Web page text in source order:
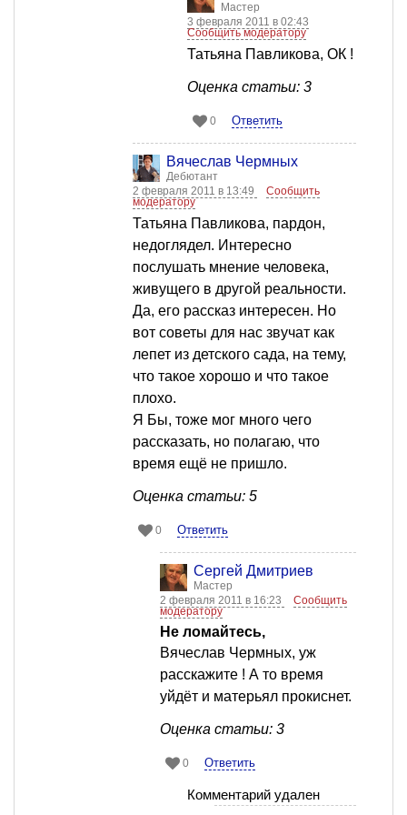
Мастер
3 февраля 2011 в 02:43
Сообщить модератору
Татьяна Павликова, ОК !
Оценка статьи: 3
0 Ответить
Вячеслав Чермных
Дебютант
2 февраля 2011 в 13:49
Сообщить
модератору
Татьяна Павликова, пардон,
недоглядел. Интересно
послушать мнение человека,
живущего в другой реальности.
Да, его рассказ интересен. Но
вот советы для нас звучат как
лепет из детского сада, на тему,
что такое хорошо и что такое
плохо.
Я Бы, тоже мог много чего
рассказать, но полагаю, что
время ещё не пришло.
Оценка статьи: 5
0 Ответить
Сергей Дмитриев
Мастер
2 февраля 2011 в 16:23
Сообщить
модератору
Не ломайтесь,
Вячеслав Чермных, уж
расскажите ! А то время
уйдёт и матерьял прокиснет.
Оценка статьи: 3
0 Ответить
Комментарий удален